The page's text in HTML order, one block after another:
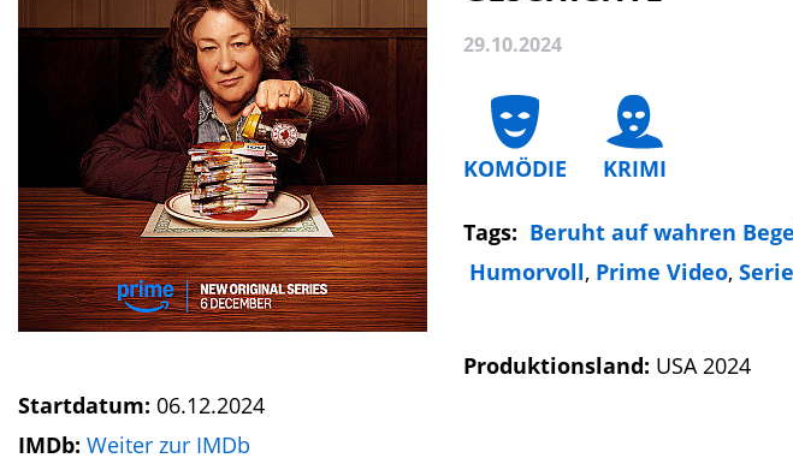
29.10.2024
KOMÖDIE KRIMI
Tags: Beruht auf wahren
Humorvoll, Prime Video, Serie
Produktionsland: USA 2024
Startdatum: 06.12.2024
IMDb: Weiter zur IMDb